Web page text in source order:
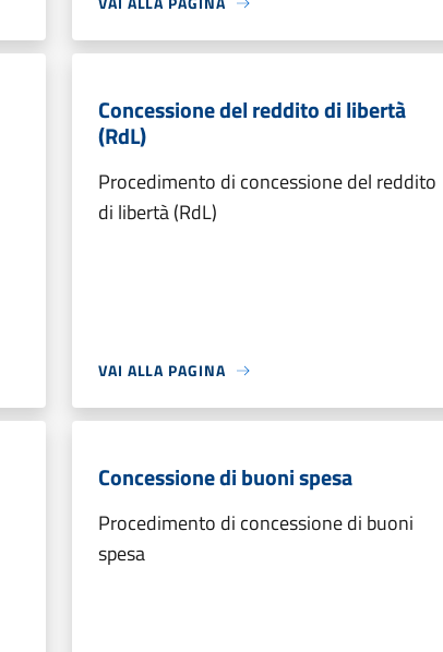
Concessione del reddito di libertà
(RdL)
Procedimento di concessione del reddito
di libertà (RdL)
VAI ALLA PAGINA
Concessione di buoni spesa
Procedimento di concessione di buoni
spesa